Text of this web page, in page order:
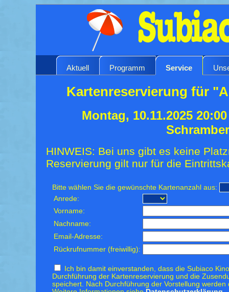
Aktuell Programm Service
Kartenreservierung für
Montag, 10.11.2025
HINWEIS: Bei uns gibt es keine
Reservierung gilt nur für die
Bitte wählen Sie die gewünschte Kartenanzahl aus:
Anrede:
Vorname:
Nachname:
Email-Adresse:
Rückrufnummer (freiwillig):
Ich bin damit einverstanden, dass die Subiaco
Durchführung der Kartenreservierung und die
speichert. Nach Durchführung der Vorstellung